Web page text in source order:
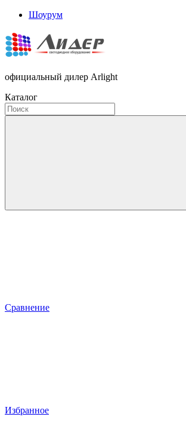
Шоурум
официальный дилер Arlight
Каталог
Сравнение
Избранное